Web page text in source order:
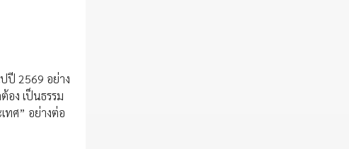
ปี 2569 อย่าง
ง เป็นธรรม
ทศ” อย่างต่อ